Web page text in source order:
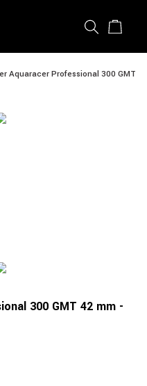
Aquaracer Professional 300 GMT
300 GMT 42 mm -